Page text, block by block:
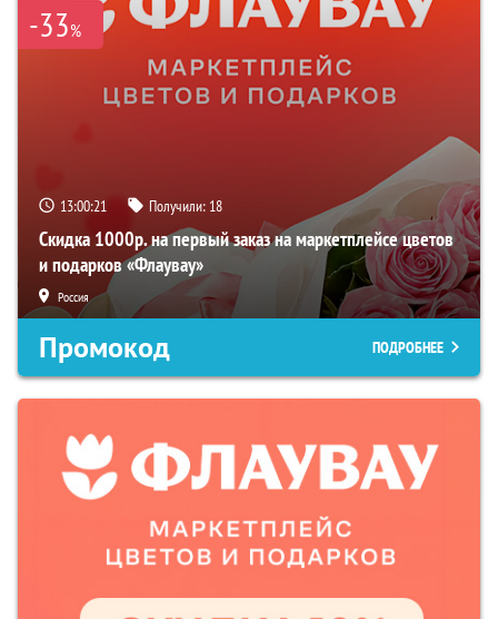
-33%
13:00:20 Получили: 18
Скидка 1000р. на первый заказ на маркетплейсе цветов
и подарков «Флаувау»
Россия
Промокод ПОДРОБНЕЕ